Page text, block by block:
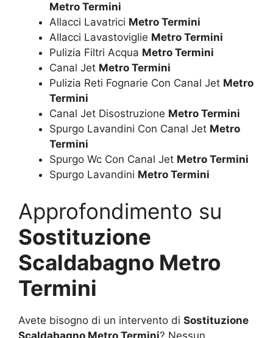
Metro Termini
Allacci Lavatrici Metro Termini
Allacci Lavastoviglie Metro Termini
Pulizia Filtri Acqua Metro Termini
Canal Jet Metro Termini
Pulizia Reti Fognarie Con Canal Jet Metro
Termini
Canal Jet Disostruzione Metro Termini
Spurgo Lavandini Con Canal Jet Metro
Termini
Spurgo Wc Con Canal Jet Metro Termini
Spurgo Lavandini Metro Termini
Approfondimento su
Sostituzione
Scaldabagno Metro
Termini
Avete bisogno di un intervento di Sostituzione
Scaldabagno Metro Termini? Nessun